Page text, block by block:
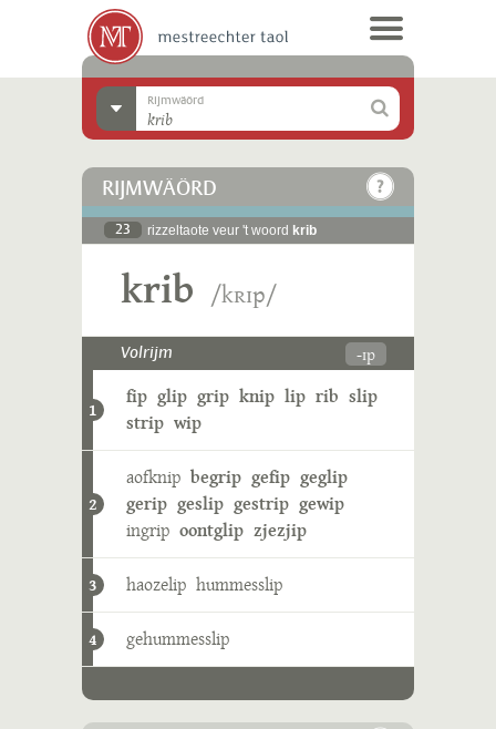
Rijmwäörd
RIJMWÄÖRD
23 rizzeltaote veur 't woord krib
krib /kʀɪp/
Volrijm -ɪp
1
fip glip grip knip lip rib slip
strip wip
2
aofknip begrip gefip geglip
gerip geslip gestrip gewip
ingrip oontglip zjezjip
3 haozelip hummesslip
4 gehummesslip